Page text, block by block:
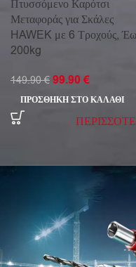
Πτυσσόμενο Καρότσι
Μεταφοράς για Σκάλες
HAWEK με 6 Τροχούς,
200kg
149.90€ 99.90 €
ΠΡΟΣΘΉΚΗ ΣΤΟ ΚΑΛΆΘΙ